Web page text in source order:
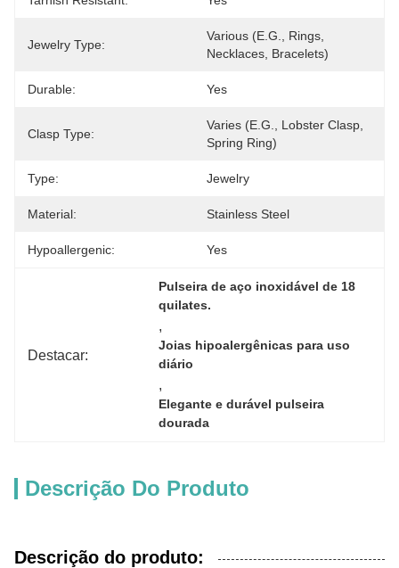
Jewelry Type:
Various (e.g., Rings,
Necklaces, Bracelets)
Durable: Yes
Clasp Type:
Varies (e.g., Lobster Clasp,
Spring Ring)
Type: Jewelry
Material: Stainless Steel
Hypoallergenic: Yes
Destacar:
Pulseira de aço inoxidável de 18
quilates.
,
Joias hipoalergênicas para uso
diário
,
Elegante e durável pulseira
dourada
Descrição Do Produto
Descrição do produto: